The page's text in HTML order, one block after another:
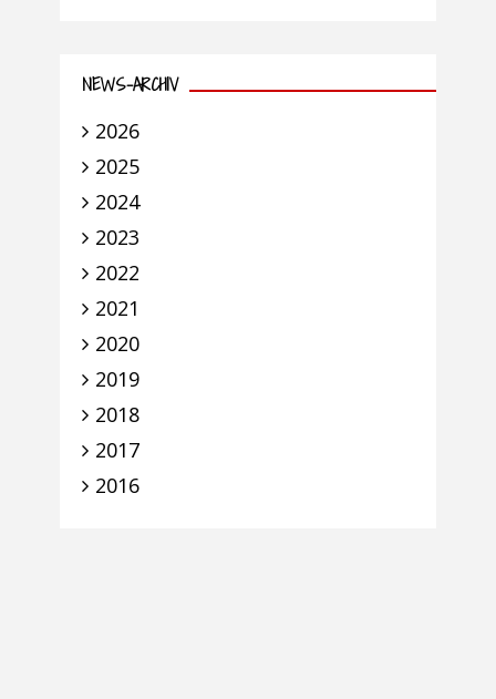
NEWS-ARCHIV
2026
2025
2024
2023
2022
2021
2020
2019
2018
2017
2016